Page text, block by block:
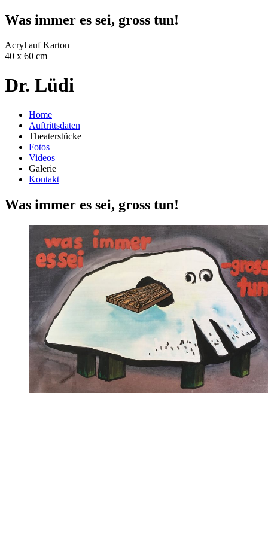
Was immer es sei, gross tun!
Acryl auf Karton
40 x 60 cm
Dr. Lüdi
Home
Auftrittsdaten
Theaterstücke
Fotos
Videos
Galerie
Kontakt
Was immer es sei, gross tun!